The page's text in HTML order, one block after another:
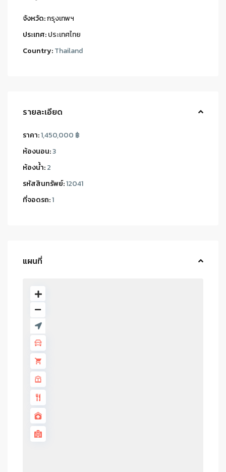
จังหวัด:กรุงเทพฯ
ประเทศ:ประเทศไทย
Country:Thailand
รายละเอียด
ราคา:1,450,000 ฿
ห้องนอน:3
ห้องน้ำ:2
รหัสสินทรัพย์:12041
ที่จอดรถ:1
แผนที่